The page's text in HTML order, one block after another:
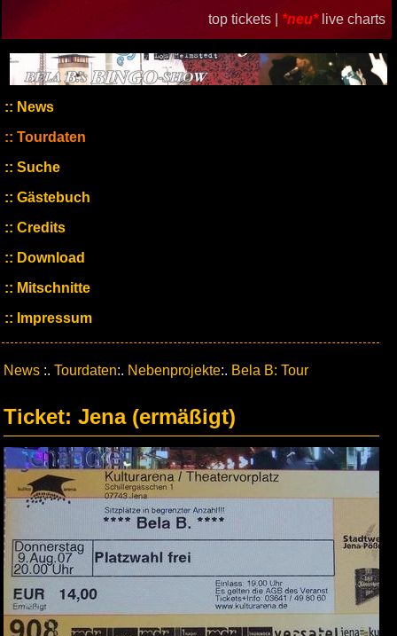
top tickets | *neu* live charts
News
Tourdaten
Suche
Gästebuch
Credits
Download
Mitschnitte
Impressum
News :. Tourdaten:. Nebenprojekte:. Bela B: Tour
Ticket: Jena (ermäßigt)